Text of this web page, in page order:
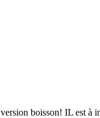
boisson! IL est à